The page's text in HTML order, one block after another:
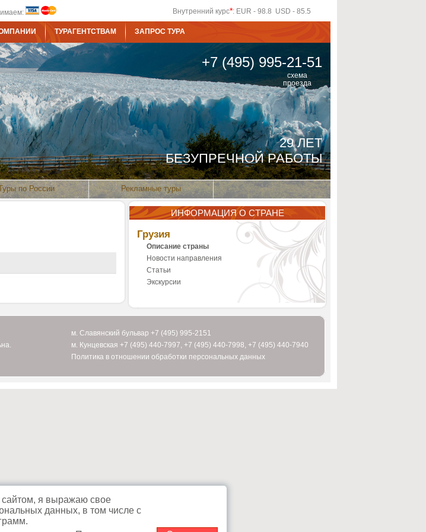
Внутренний курс*: EUR - 98.8 USD - 85.5
ТУРАГЕНТСТВАМ ЗАПРОС ТУРА
+7 (495) 995-21-51
схема
проезда
по России Рекламные туры
29 ЛЕТ
БЕЗУПРЕЧНОЙ РАБОТЫ
ИНФОРМАЦИЯ О СТРАНЕ
Грузия
Описание страны
Новости направления
Статьи
Экскурсии
м. Славянский бульвар +7 (495) 995-2151
м. Кунцевская +7 (495) 440-7997, +7 (495) 440-7998, +7 (495) 440-7940
Политика в отношении обработки персональных данных
я выражаю свое
данных, в том числе с